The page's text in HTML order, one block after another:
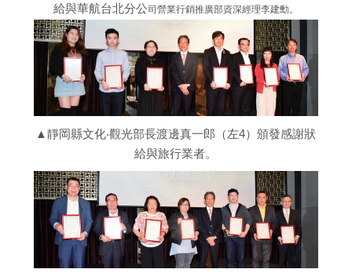
給與華航台北分公司營業行銷推廣部資深經理李建勳。
▲靜岡縣文化‧觀光部長渡邊真一郎（左4）頒發感謝狀
給與旅行業者。